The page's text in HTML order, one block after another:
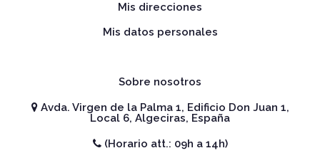
Mis direcciones
Mis datos personales
Sobre nosotros
Avda. Virgen de la Palma 1, Edificio Don Juan 1,
Local 6, Algeciras, España
(Horario att.: 09h a 14h)